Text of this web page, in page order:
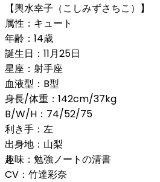
【輿水幸子（こしみずさちこ）】
属性：キュート
年齢：14歳
誕生日：11月25日
星座：射手座
血液型：B型
身長/体重：142cm/37kg
B/W/H：74/52/75
利き手：左
出身地：山梨
趣味：勉強ノートの清書
CV：竹達彩奈